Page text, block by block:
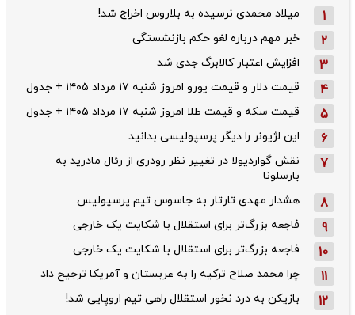
1 میلاد محمدی نرسیده به بلاروس اخراج شد!
2 خبر مهم درباره لغو حکم بازنشستگی
3 افزایش اعتبار کالابرگ جدی شد
4 قیمت دلار و قیمت یورو امروز شنبه ۱۷ مرداد ۱۴۰۵ + جدول
5 قیمت سکه و قیمت طلا امروز شنبه ۱۷ مرداد ۱۴۰۵ + جدول
6 این لژیونر را دیگر پرسپولیسی بدانید
7
نقش گواردیولا در تغییر نظر رودری از رئال مادرید به
بارسلونا
8 هشدار مهدی تارتار به جاسوس تیم پرسپولیس
9 فاجعه بزرگ‌تر برای استقلال با شکایت یک خارجی
10 فاجعه بزرگ‌تر برای استقلال با شکایت یک خارجی
11 چرا محمد صلاح ترکیه را به عربستان و آمریکا ترجیح داد
12 بازیکن به درد نخور استقلال راهی تیم اروپایی شد!